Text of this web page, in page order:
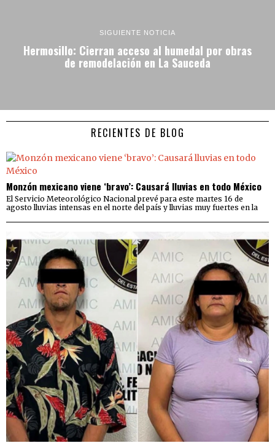
SIGUIENTE NOTICIA
Hermosillo: Cierran acceso al humedal por obras
de remodelación en La Sauceda
RECIENTES DE BLOG
Monzón mexicano viene ‘bravo’: Causará lluvias en todo México
El Servicio Meteorológico Nacional prevé para este martes 16 de
agosto lluvias intensas en el norte del país y lluvias muy fuertes en la